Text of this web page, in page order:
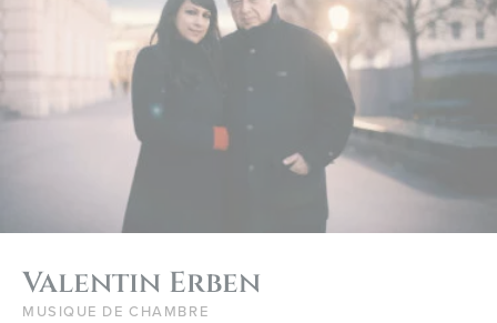
Valentin Erben
MUSIQUE DE CHAMBRE